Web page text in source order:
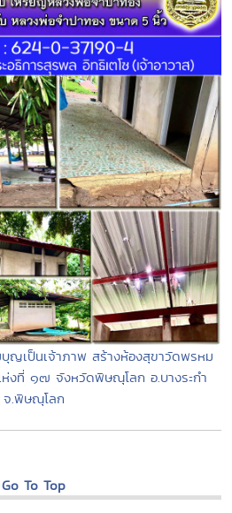
เป็นเจ้าภาพ สร้างห้องสุขาวัดพรหม
งที่ ๑๗ จังหวัดพิษณุโลก อ.บางระกำ
จ.พิษณุโลก
Go To Top